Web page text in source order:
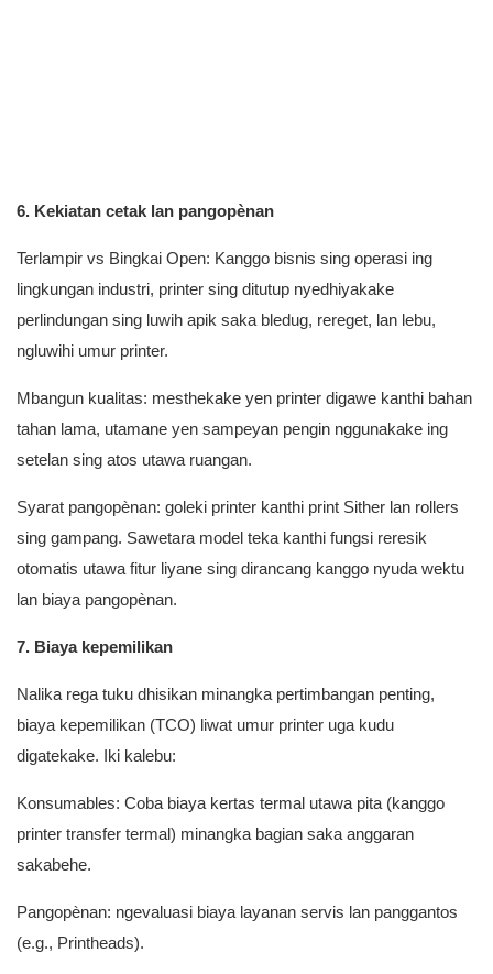
6. Kekiatan cetak lan pangopènan
Terlampir vs Bingkai Open: Kanggo bisnis sing operasi ing
lingkungan industri, printer sing ditutup nyedhiyakake
perlindungan sing luwih apik saka bledug, rereget, lan lebu,
ngluwihi umur printer.
Mbangun kualitas: mesthekake yen printer digawe kanthi bahan
tahan lama, utamane yen sampeyan pengin nggunakake ing
setelan sing atos utawa ruangan.
Syarat pangopènan: goleki printer kanthi print Sither lan rollers
sing gampang. Sawetara model teka kanthi fungsi reresik
otomatis utawa fitur liyane sing dirancang kanggo nyuda wektu
lan biaya pangopènan.
7. Biaya kepemilikan
Nalika rega tuku dhisikan minangka pertimbangan penting,
biaya kepemilikan (TCO) liwat umur printer uga kudu
digatekake. Iki kalebu:
Konsumables: Coba biaya kertas termal utawa pita (kanggo
printer transfer termal) minangka bagian saka anggaran
sakabehe.
Pangopènan: ngevaluasi biaya layanan servis lan panggantos
(e.g., Printheads).